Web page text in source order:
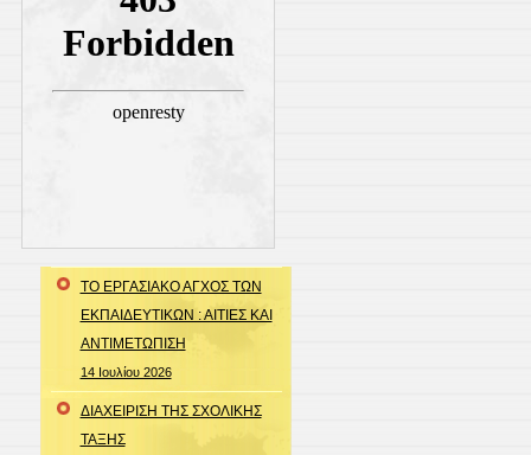
ΤΟ ΕΡΓΑΣΙΑΚΟ ΑΓΧΟΣ ΤΩΝ
ΕΚΠΑΙΔΕΥΤΙΚΩΝ : ΑΙΤΙΕΣ ΚΑΙ
ΑΝΤΙΜΕΤΩΠΙΣΗ
14 Ιουλίου 2026
ΔΙΑΧΕΙΡΙΣΗ ΤΗΣ ΣΧΟΛΙΚΗΣ
ΤΑΞΗΣ